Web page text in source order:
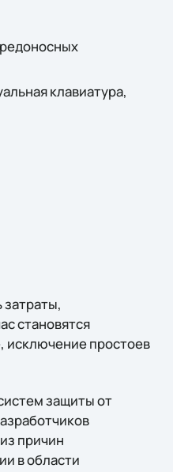
клавиатура,
становятся
исключение простоев
защиты от
причин
в области